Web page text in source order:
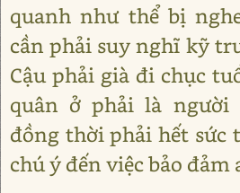
quanh như thể bị
cần phải suy nghĩ kỹ
Cậu phải già đi chục
quân ở phải là
đồng thời phải hết sức
chú ý đến việc bảo